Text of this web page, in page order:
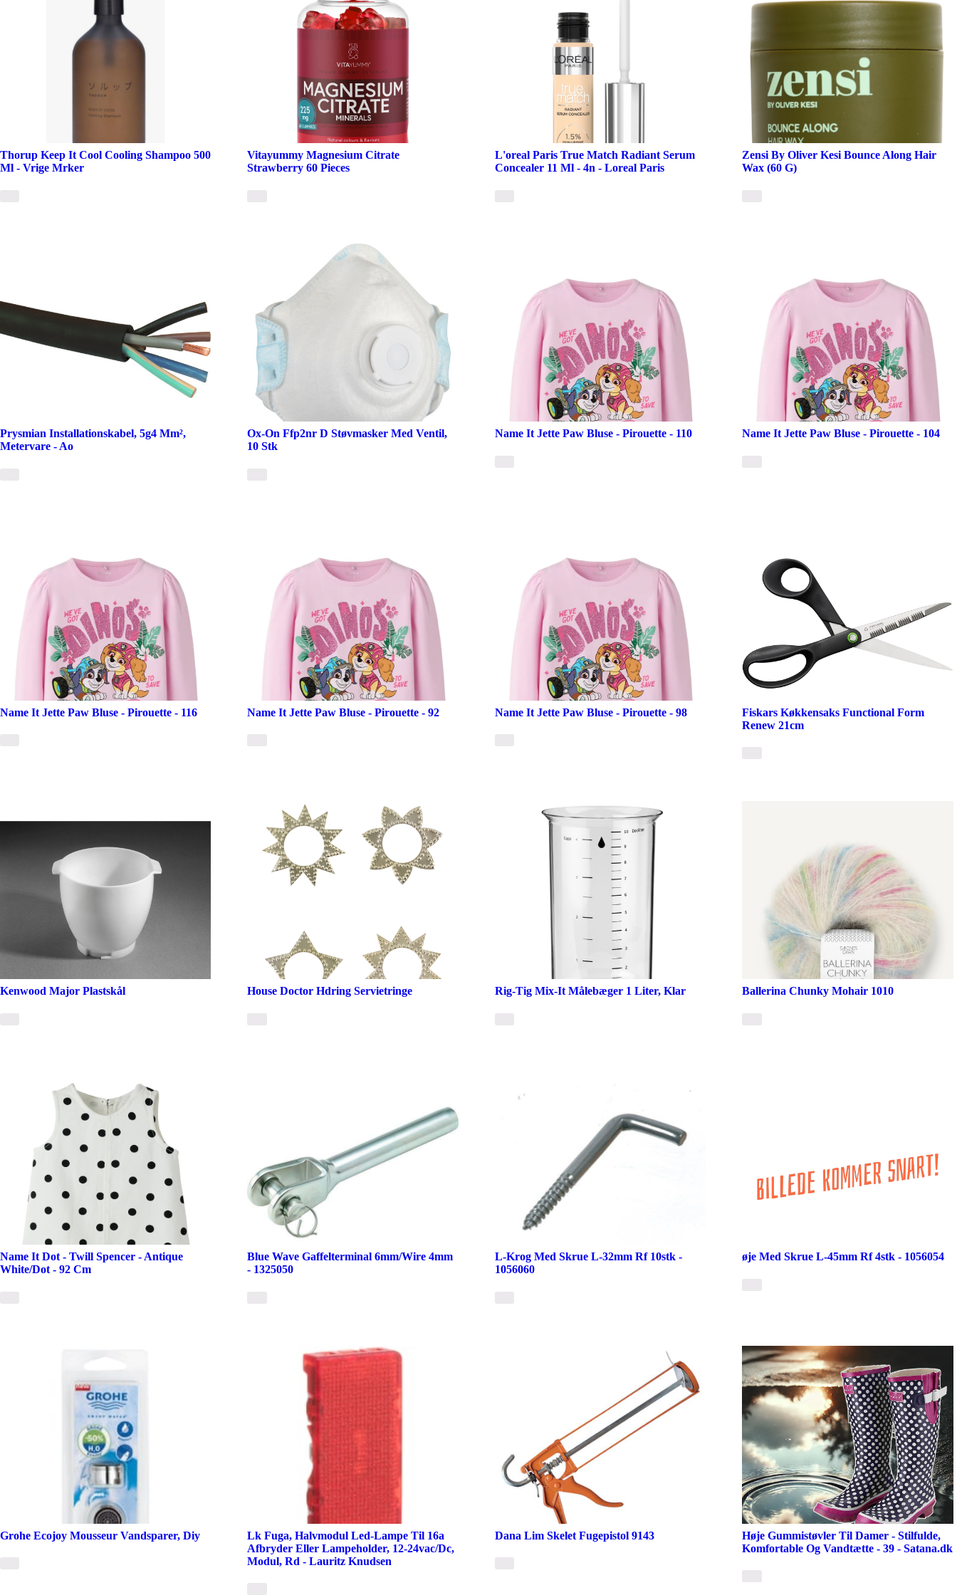
Thorup Keep It Cool Cooling Shampoo 500
Ml - Vrige Mrker
Vitayummy Magnesium Citrate
Strawberry 60 Pieces
L'oreal Paris True Match Radiant Serum
Concealer 11 Ml - 4n - Loreal Paris
Zensi By Oliver Kesi Bounce Along Hair
Wax (60 G)
Prysmian Installationskabel, 5g4 Mm²,
Metervare - Ao
Ox-On Ffp2nr D Støvmasker Med Ventil,
10 Stk
Name It Jette Paw Bluse - Pirouette - 110 Name It Jette Paw Bluse - Pirouette - 104
Name It Jette Paw Bluse - Pirouette - 116 Name It Jette Paw Bluse - Pirouette - 92 Name It Jette Paw Bluse - Pirouette - 98
Fiskars Køkkensaks Functional Form
Renew 21cm
Kenwood Major Plastskål House Doctor Hdring Servietringe Rig-Tig Mix-It Målebæger 1 Liter, Klar Ballerina Chunky Mohair 1010
Name It Dot - Twill Spencer - Antique
White/Dot - 92 Cm
Blue Wave Gaffelterminal 6mm/Wire 4mm
- 1325050
L-Krog Med Skrue L-32mm Rf 10stk -
1056060
øje Med Skrue L-45mm Rf 4stk - 1056054
Grohe Ecojoy Mousseur Vandsparer, Diy
Lk Fuga, Halvmodul Led-Lampe Til 16a
Afbryder Eller Lampeholder, 12-24vac/Dc,
Modul, Rd - Lauritz Knudsen
Dana Lim Skelet Fugepistol 9143
Høje Gummistøvler Til Damer - Stilfulde,
Komfortable Og Vandtætte - 39 - Satana.dk